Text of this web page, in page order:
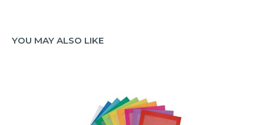
YOU MAY ALSO LIKE